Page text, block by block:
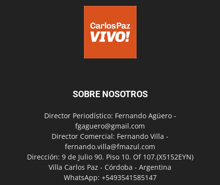
SOBRE NOSOTROS
Director Periodístico: Fernando Agüero -
fgaguero@gmail.com
Director Comercial: Fernando Villa -
fernando.villa@fmazul.com
Dirección: 9 de Julio 90. Piso 10. Of 107.(X5152EYN)
Villa Carlos Paz - Córdoba - Argentina
WhatsApp: +5493541585147